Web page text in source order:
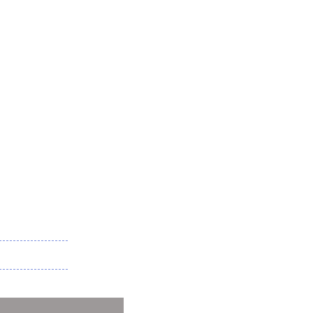
বাধ্যতামূলক করা হবে: ক্রীড়া প্রতিমন্ত্রী